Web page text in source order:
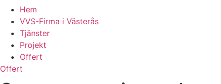
Hem
VVS-Firma i Västerås
Tjänster
Projekt
Offert
Offert